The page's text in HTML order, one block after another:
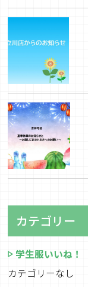
カテゴリー
学生服いいね！
カテゴリーなし